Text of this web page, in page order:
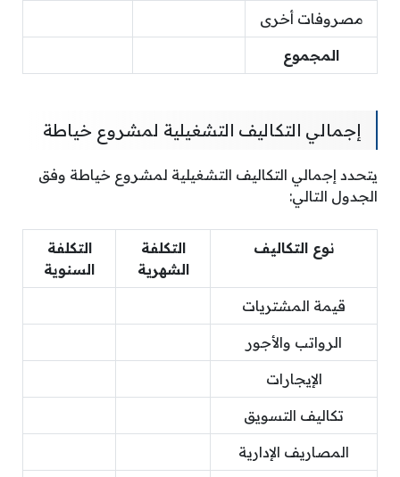
مصروفات أخرى
المجموع
إجمالي التكاليف التشغيلية لمشروع خياطة
يتحدد إجمالي التكاليف التشغيلية لمشروع خياطة وفق
الجدول التالي:
نوع التكاليف
التكلفة
الشهرية
التكلفة
السنوية
قيمة المشتريات
الرواتب والأجور
الإيجارات
تكاليف التسويق
المصاريف الإدارية